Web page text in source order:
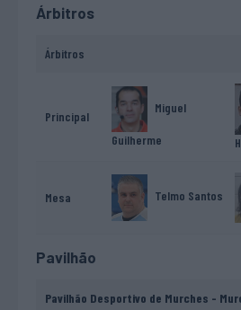
Árbitros
Árbitros
Principal
Miguel
Guilherme
Mesa Telmo Santos
Pavilhão
Pavilhão Desportivo de Murches -